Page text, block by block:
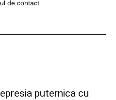
de contact.
puternica cu